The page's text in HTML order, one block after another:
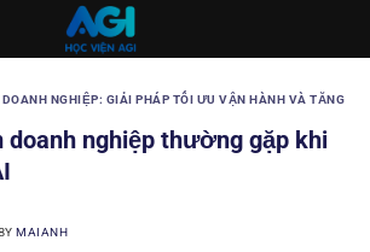
DOANH NGHIỆP: GIẢI PHÁP TỐI ƯU VẬN HÀNH VÀ TĂNG
doanh nghiệp thường gặp khi
MAIANH